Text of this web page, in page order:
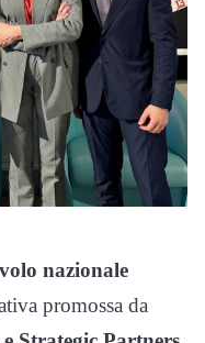
nazionale
promossa da